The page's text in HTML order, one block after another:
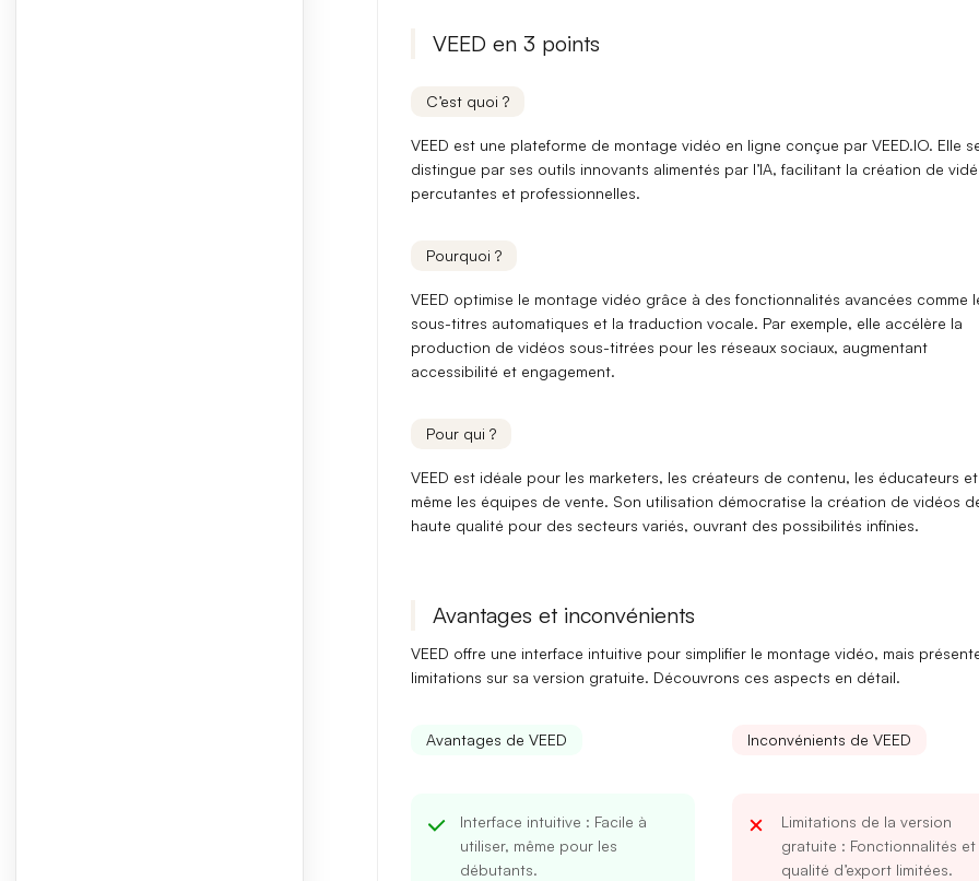
VEED en 3 points
C’est quoi ?
VEED est une plateforme de montage vidéo en ligne conçue par VEED.IO. Elle
distingue par ses outils innovants alimentés par l’IA, facilitant la création de
percutantes et professionnelles.
Pourquoi ?
VEED optimise le montage vidéo grâce à des fonctionnalités avancées comme
sous-titres automatiques et la traduction vocale. Par exemple, elle accélère la
production de vidéos sous-titrées pour les réseaux sociaux, augmentant
accessibilité et engagement.
Pour qui ?
VEED est idéale pour les marketers, les créateurs de contenu, les éducateurs et
même les équipes de vente. Son utilisation démocratise la création de vidéos
haute qualité pour des secteurs variés, ouvrant des possibilités infinies.
Avantages et inconvénients
VEED offre une interface intuitive pour simplifier le montage vidéo, mais
limitations sur sa version gratuite. Découvrons ces aspects en détail.
Avantages de VEED
Interface intuitive : Facile à
utiliser, même pour les
débutants.
Inconvénients de VEED
Limitations de la version
gratuite : Fonctionnalités et
qualité d’export limitées.